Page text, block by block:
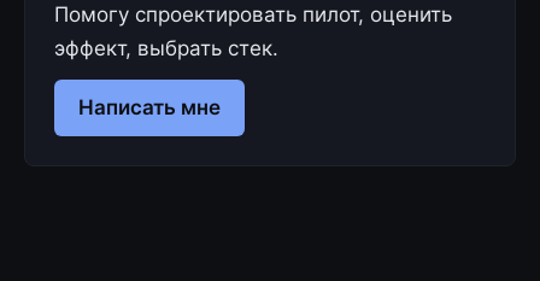
Помогу спроектировать пилот, оценить
эффект, выбрать стек.
Написать мне